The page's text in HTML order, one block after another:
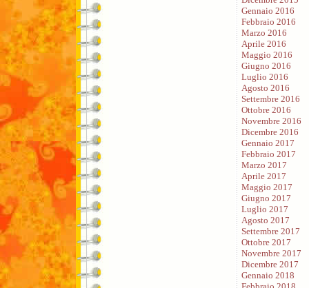
Gennaio 2016
Febbraio 2016
Marzo 2016
Aprile 2016
Maggio 2016
Giugno 2016
Luglio 2016
Agosto 2016
Settembre 2016
Ottobre 2016
Novembre 2016
Dicembre 2016
Gennaio 2017
Febbraio 2017
Marzo 2017
Aprile 2017
Maggio 2017
Giugno 2017
Luglio 2017
Agosto 2017
Settembre 2017
Ottobre 2017
Novembre 2017
Dicembre 2017
Gennaio 2018